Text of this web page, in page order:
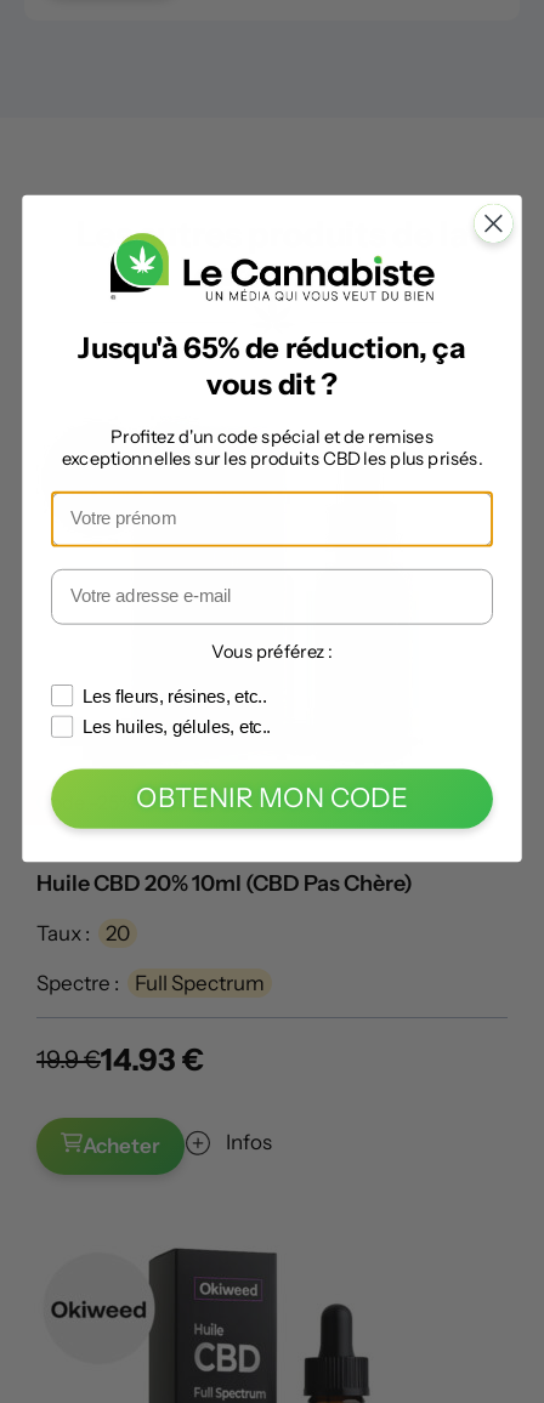
Les autres produits de la
catégorie
Code -25% :LECANNABISTE
Huile CBD 20% 10ml (CBD Pas Chère)
Taux : 20
Spectre : Full Spectrum
19.9 €14.93 €
Acheter Infos
Jusqu'à 65% de réduction, ça
vous dit ?
Profitez d'un code spécial et de remises
exceptionnelles sur les produits CBD les plus prisés.
Vous préférez :
Les fleurs, résines, etc..
Les huiles, gélules, etc..
OBTENIR MON CODE